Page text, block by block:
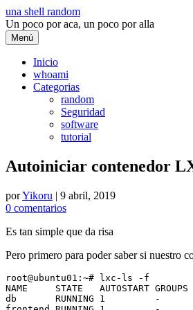
Saltar
al
contenido
una shell random
Un poco por aca, un poco por alla
Menú
Inicio
whoami
Categorias
random
Seguridad
software
tutorial
Autoiniciar contenedor
porYikoru | 9 abril, 2019
0 comentarios
Es tan simple que da risa
Pero primero para poder saber si nuestro
root@ubuntu01:~# lxc-ls -f
NAME     STATE   AUTOSTART
db       RUNNING 1         -